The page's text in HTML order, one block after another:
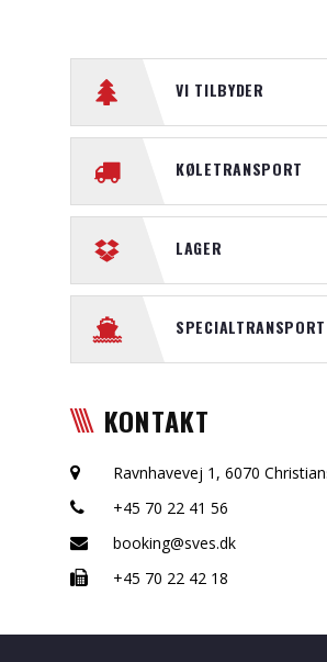
VI TILBYDER
KØLETRANSPORT
LAGER
SPECIALTRANSPORT
KONTAKT
Ravnhavevej 1, 6070
+45 70 22 41 56
booking@sves.dk
+45 70 22 42 18